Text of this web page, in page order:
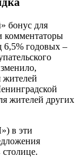
бонус для
комментаторы
6,5% годовых –
жителей
жителей других
в эти
столице.